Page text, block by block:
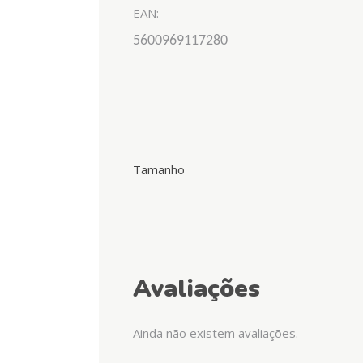
EAN:
5600969117280
Tamanho
Avaliações
Ainda não existem avaliações.